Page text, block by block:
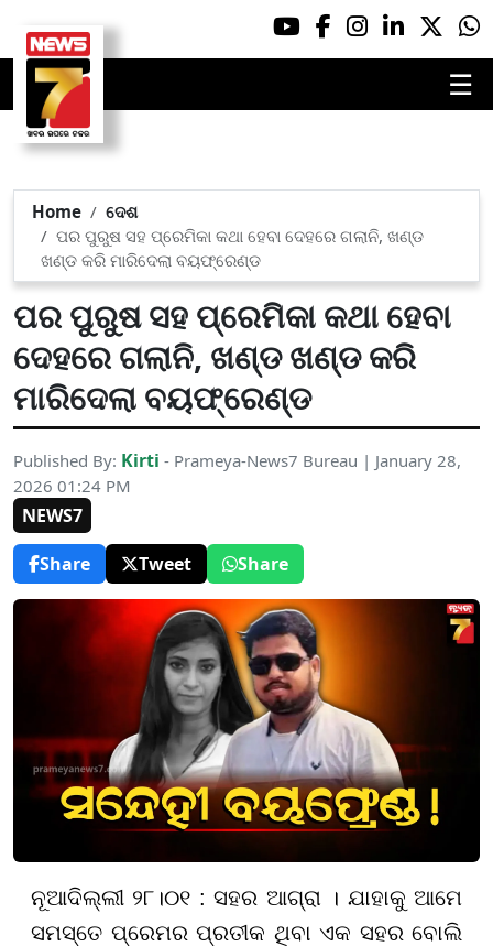
☰
Home
ଦେଶ
ପର ପୁରୁଷ ସହ ପ୍ରେମିକା କଥା ହେବା ଦେହରେ ଗଲାନି, ଖଣ୍ଡ
ଖଣ୍ଡ କରି ମାରିଦେଲା ବୟଫ୍ରେଣ୍ଡ
ପର ପୁରୁଷ ସହ ପ୍ରେମିକା କଥା ହେବା
ଦେହରେ ଗଲାନି, ଖଣ୍ଡ ଖଣ୍ଡ କରି
ମାରିଦେଲା ବୟଫ୍ରେଣ୍ଡ
Published By: Kirti - Prameya-News7 Bureau | January 28,
2026 01:24 PM
NEWS7
Share
Tweet Share
ନୂଆଦିଲ୍ଲୀ ୨୮।୦୧ : ସହର ଆଗ୍ରା । ଯାହାକୁ ଆମେ
ସମସ୍ତେ ପ୍ରେମର ପ୍ରତୀକ ଥିବା ଏକ ସହର ବୋଲି